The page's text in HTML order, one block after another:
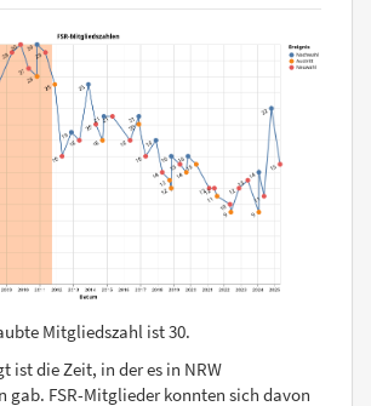
Mitgliedszahl ist 30.
ist die Zeit, in der es in NRW
gab. FSR-Mitglieder konnten sich davon